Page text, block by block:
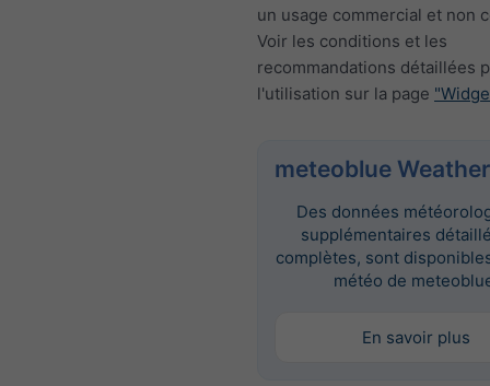
un usage commercial et non
Voir les conditions et les
recommandations détaillées
l'utilisation sur la page
meteoblue
Des données
supplémentaires
complètes, sont
météo de
En savoir plus